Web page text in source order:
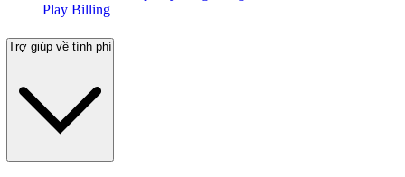
Play Billing
Trợ giúp về tính phí